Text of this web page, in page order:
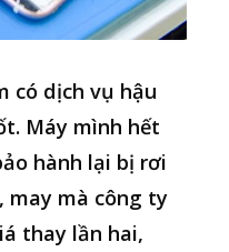
có dịch vụ hậu
Máy mình hết
hành lại bị rơi
may mà công ty
thay lần hai,